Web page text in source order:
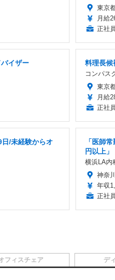
東京
月給
正社員
イザー 料理長候
コンパス
東京
月給
正社員
/未経験からオ
「医師
円以上」
横浜LA内
神奈
年収
正社員
フィスチェア デ